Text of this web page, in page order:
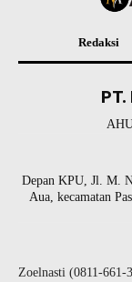
Redaksi
PT.
Depan KPU, Jl. M.
Aua, kecamatan
Zoelnasti (0811-661-